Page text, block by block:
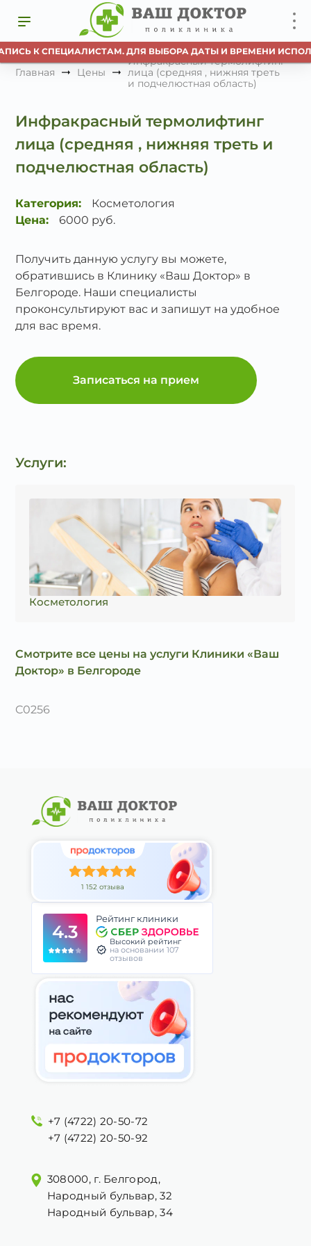
К СПЕЦИАЛИСТАМ. ДЛЯ ВЫБОРА ДАТЫ И ВРЕМЕНИ
Главная Цены
Инфракрасный термолифтинг
лица (средняя , нижняя треть
и подчелюстная область)
Инфракрасный термолифтинг
лица (средняя , нижняя треть и
подчелюстная область)
Категория:
Косметология
Цена:
6000 руб.
Получить данную услугу вы можете,
обратившись в Клинику «Ваш Доктор» в
Белгороде. Наши специалисты
проконсультируют вас и запишут на удобное
для вас время.
Записаться на прием
Услуги:
Косметология
Смотрите все цены на услуги Клиники «Ваш
Доктор» в Белгороде
C0256
1 152 отзыва
4.3
Рейтинг клиники
Высокий рейтинг
на основании 107
отзывов
+7 (4722) 20-50-72
+7 (4722) 20-50-92
308000, г. Белгород,
Народный бульвар, 32
Народный бульвар, 34